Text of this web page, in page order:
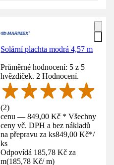
Solární plachta modrá 4,57 m
Průměrné hodnocení: 5 z 5
hvězdiček. 2 Hodnocení.
(2)
cenu — 849,00 Kč * Všechny
ceny vč. DPH a bez nákladů
na přepravu za ks849,00 Kč*/
ks
Odpovídá 185,78 Kč za
m(185,78 Kč/ m)